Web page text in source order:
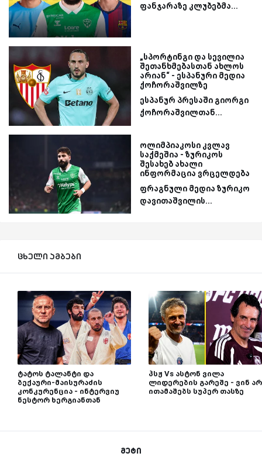
ფანჯარაზე კლუბებმა...
„სპორტინგი და სევილია
შეთანხმებასთან ახლოს
არიან“ - ესპანური მედია
ქოჩორაშვილზე
ესპანურ პრესაში გიორგი
ქოჩორაშვილთან...
ოლიმპიაკოსი კვლავ
საქმეშია - ზურიკოს
შესახებ ახალი
ინფორმაცია ვრცელდება
ფრაგნული მედია ზურიკო
დავითაშვილის...
ცხელი ამბები
ტატოს ტალანტი და
ბექაური-მაისურაძის
კონკურენცია - ინტერვიუ
ნესტორ ხერგიანთან
პსჟ Vs ასტონ ვილა
ლიდერების გარეშე - ვინ არ
ითამაშებს სუპერ თასზე
მეტი